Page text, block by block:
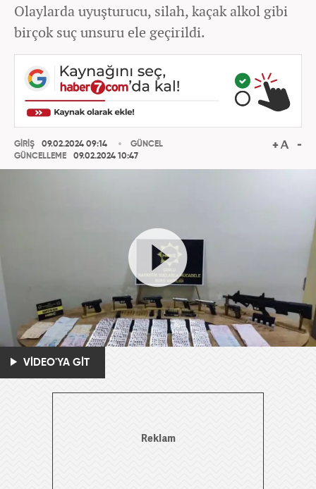
Olaylarda uyuşturucu, silah, kaçak alkol gibi
birçok suç unsuru ele geçirildi.
GİRİŞ
09.02.2024 09:14
GÜNCELLEME
09.02.2024 10:47
GÜNCEL
VİDEO'YA GİT